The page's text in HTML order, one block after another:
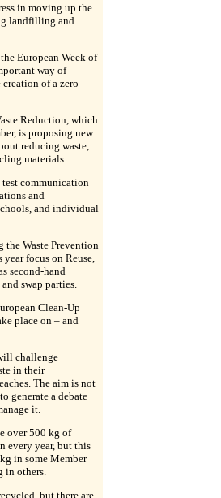
in moving up the
landfilling and
European Week of
way of
of a zero-
Reduction, which
is proposing new
reducing waste,
materials.
communication
and
and individual
Waste Prevention
focus on Reuse,
second-hand
swap parties.
Clean-Up
place on – and
challenge
in their
The aim is not
generate a debate
it.
over 500 kg of
every year, but this
in some Member
in others.
but there are